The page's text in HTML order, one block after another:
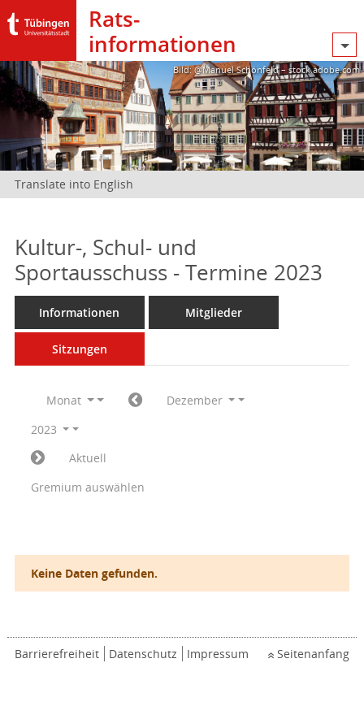
Rats­
informationen
Bild: @Manuel Schönfeld – stock.adobe.com
Translate into English
Kultur-, Schul- und
Sportausschuss - Termine 2023
Informationen Mitglieder
Sitzungen
Monat
Dezember
2023
Aktuell
Gremium auswählen
Keine Daten gefunden.
Barrierefreiheit Datenschutz Impressum Seitenanfang